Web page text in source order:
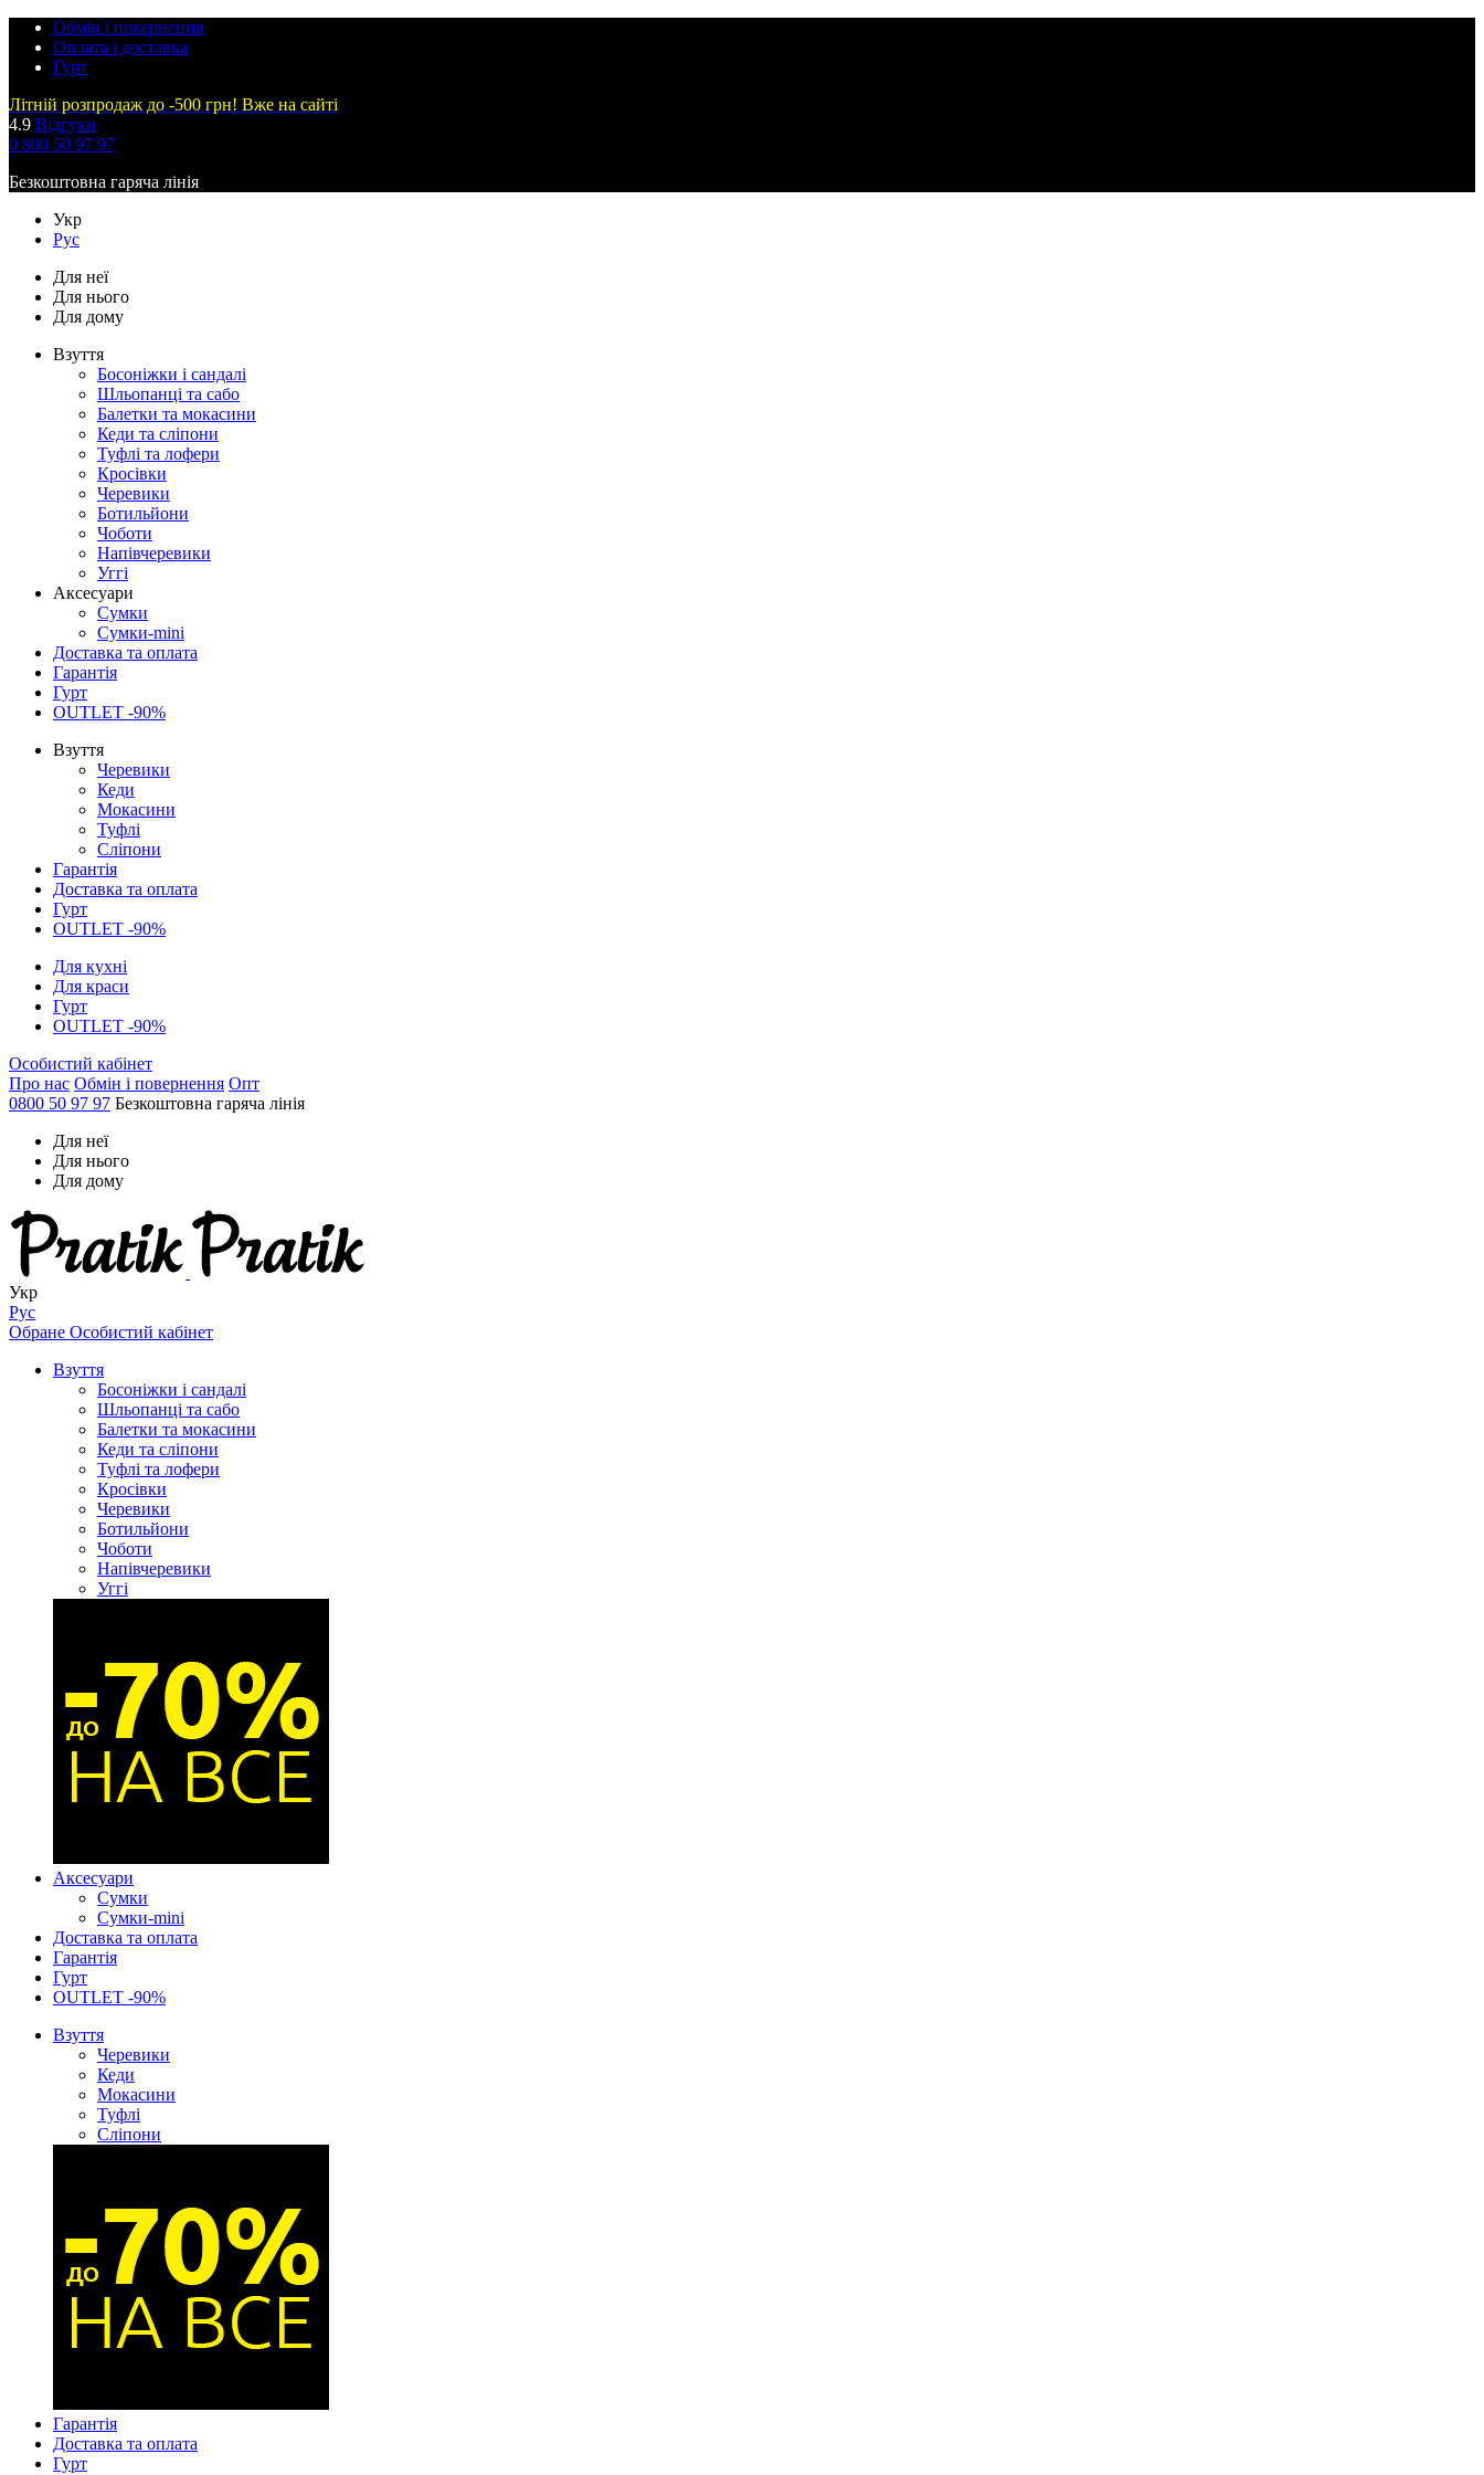
Обмін і повернення
Оплата і доставка
Гурт
Літній розпродаж до -500 грн! Вже на сайті
4.9 Відгуки
0 800 50 97 97
Безкоштовна гаряча лінія
Укр
Рус
Для неї
Для нього
Для дому
Взуття
Босоніжки і сандалі
Шльопанці та сабо
Балетки та мокасини
Кеди та сліпони
Туфлі та лофери
Кросівки
Черевики
Ботильйони
Чоботи
Напівчеревики
Уггі
Аксесуари
Сумки
Сумки-mini
Доставка та оплата
Гарантія
Гурт
OUTLET -90%
Взуття
Черевики
Кеди
Мокасини
Туфлі
Сліпони
Гарантія
Доставка та оплата
Гурт
OUTLET -90%
Для кухні
Для краси
Гурт
OUTLET -90%
Особистий кабінет
Про нас Обмін і повернення Опт
0800 50 97 97 Безкоштовна гаряча лінія
Для неї
Для нього
Для дому
Укр
Рус
Обране Особистий кабінет
Взуття
Босоніжки і сандалі
Шльопанці та сабо
Балетки та мокасини
Кеди та сліпони
Туфлі та лофери
Кросівки
Черевики
Ботильйони
Чоботи
Напівчеревики
Уггі
Аксесуари
Сумки
Сумки-mini
Доставка та оплата
Гарантія
Гурт
OUTLET -90%
Взуття
Черевики
Кеди
Мокасини
Туфлі
Сліпони
Гарантія
Доставка та оплата
Гурт